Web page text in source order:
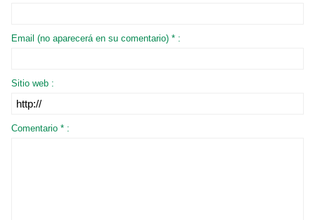
Email (no aparecerá en su comentario) * :
Sitio web :
Comentario * :